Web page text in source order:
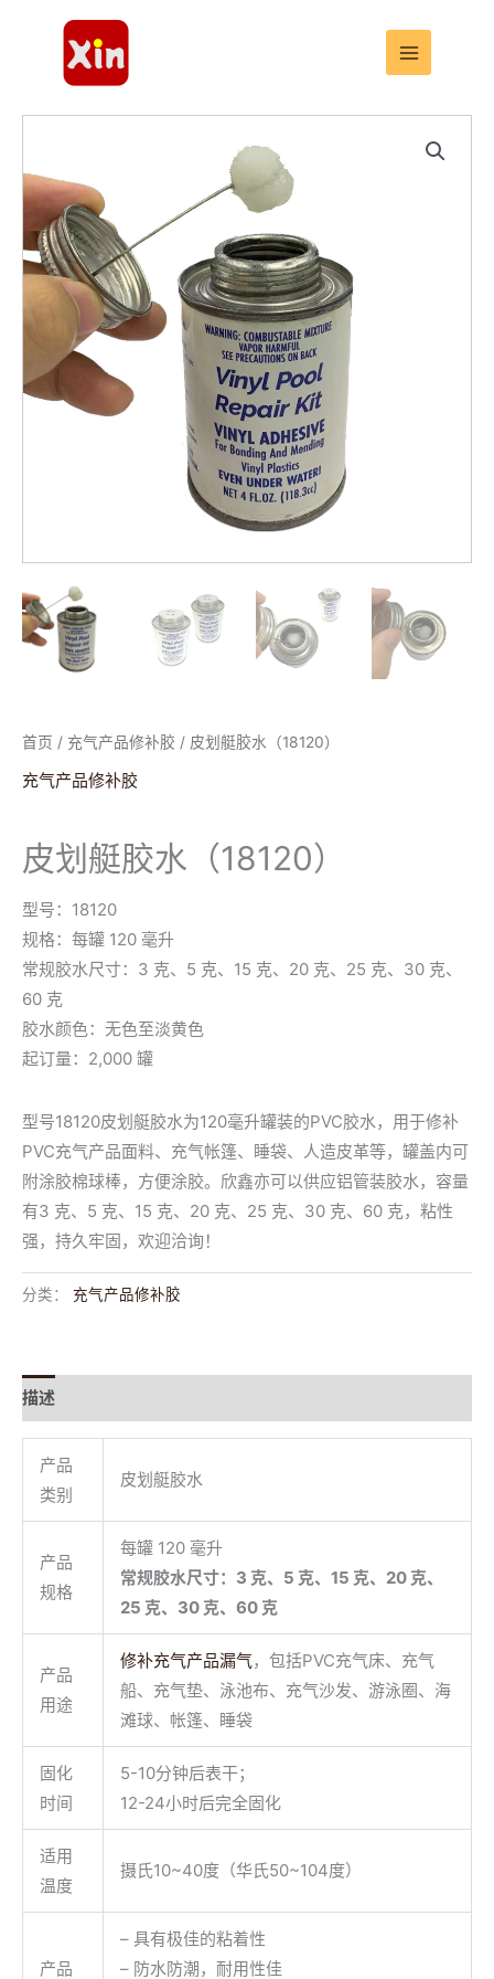
首页 / 充气产品修补胶 / 皮划艇胶水（18120）
充气产品修补胶
皮划艇胶水（18120）
型号：18120
规格：每罐 120 毫升
常规胶水尺寸：3 克、5 克、15 克、20 克、25 克、30 克、
60 克
胶水颜色：无色至淡黄色
起订量：2,000 罐
型号18120皮划艇胶水为120毫升罐装的PVC胶水，用于修补
PVC充气产品面料、充气帐篷、睡袋、人造皮革等，罐盖内可
附涂胶棉球棒，方便涂胶。欣鑫亦可以供应铝管装胶水，容量
有3 克、5 克、15 克、20 克、25 克、30 克、60 克，粘性
强，持久牢固，欢迎洽询！
分类： 充气产品修补胶
描述
产品
类别
皮划艇胶水
产品
规格
每罐 120 毫升
常规胶水尺寸：3 克、5 克、15 克、20 克、
25 克、30 克、60 克
产品
用途
修补充气产品漏气，包括PVC充气床、充气
船、充气垫、泳池布、充气沙发、游泳圈、海
滩球、帐篷、睡袋
固化
时间
5-10分钟后表干；
12-24小时后完全固化
适用
温度
摄氏10~40度（华氏50~104度）
产品
– 具有极佳的粘着性
– 防水防潮，耐用性佳